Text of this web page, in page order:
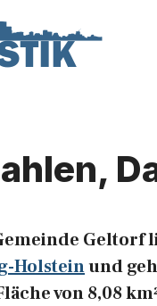
Geltorf
Holsteinund
von 8,08